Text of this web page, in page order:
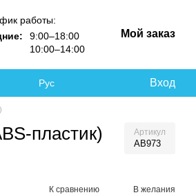
работы:
9:00–18:00
10:00–14:00
Мой заказ
Рус Вход
пластик) Артикул
AB973
К сравнению В желания